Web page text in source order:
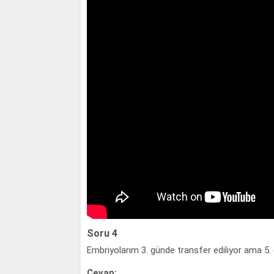
Soru 4
Embriyolarım 3. günde transfer ediliyor ama